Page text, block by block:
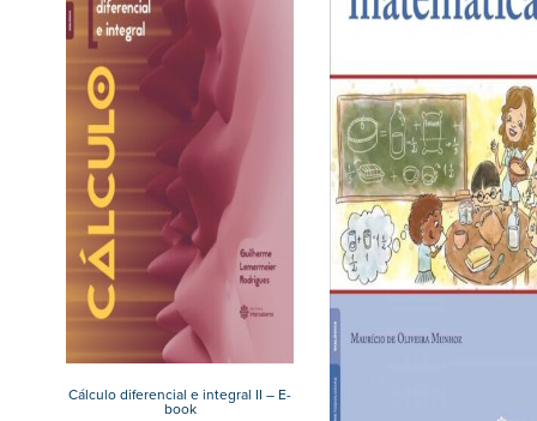
Cálculo diferencial e integral II – E-
book